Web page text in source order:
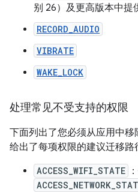
别 26）及更高版本中提
RECORD_AUDIO
VIBRATE
WAKE_LOCK
处理常见不受支持的权限
下面列出了您必须从应用中
给出了每项权限的建议迁移路
ACCESS_WIFI_STATE